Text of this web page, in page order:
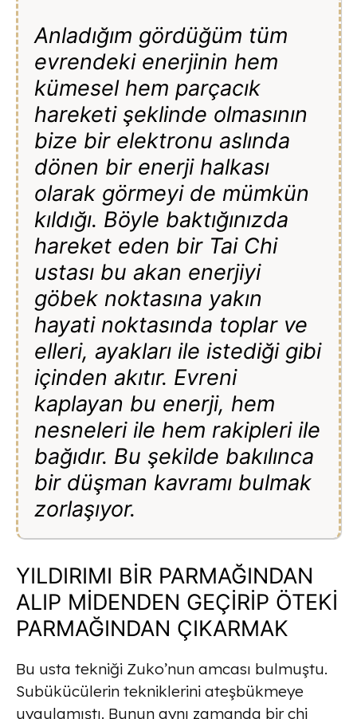
Anladığım gördüğüm tüm
evrendeki enerjinin hem
kümesel hem parçacık
hareketi şeklinde olmasının
bize bir elektronu aslında
dönen bir enerji halkası
olarak görmeyi de mümkün
kıldığı. Böyle baktığınızda
hareket eden bir Tai Chi
ustası bu akan enerjiyi
göbek noktasına yakın
hayati noktasında toplar ve
elleri, ayakları ile istediği gibi
içinden akıtır. Evreni
kaplayan bu enerji, hem
nesneleri ile hem rakipleri ile
bağıdır. Bu şekilde bakılınca
bir düşman kavramı bulmak
zorlaşıyor.
YILDIRIMI BİR PARMAĞINDAN
ALIP MİDENDEN GEÇİRİP ÖTEKİ
PARMAĞINDAN ÇIKARMAK
Bu usta tekniği Zuko’nun amcası bulmuştu.
Subükücülerin tekniklerini ateşbükmeye
uygulamıştı. Bunun aynı zamanda bir chi